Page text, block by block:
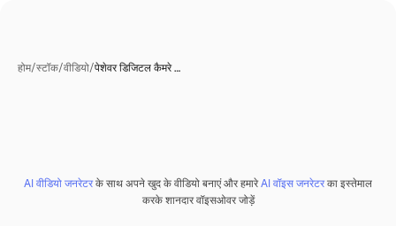
होम/स्टॉक/वीडियो/पेशेवर डिजिटल कैमरे …
Premiumएआई-जनरेटेड
AI वीडियो जनरेटरके साथ अपने खुद के वीडियो बनाएं और हमारेAI वॉइस जनरेटरका इस्तेमाल
करके शानदार वॉइसओवर जोड़ें